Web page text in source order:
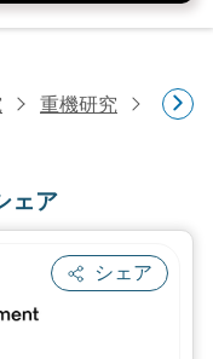
重機研究 鉱物
ェア
シェア